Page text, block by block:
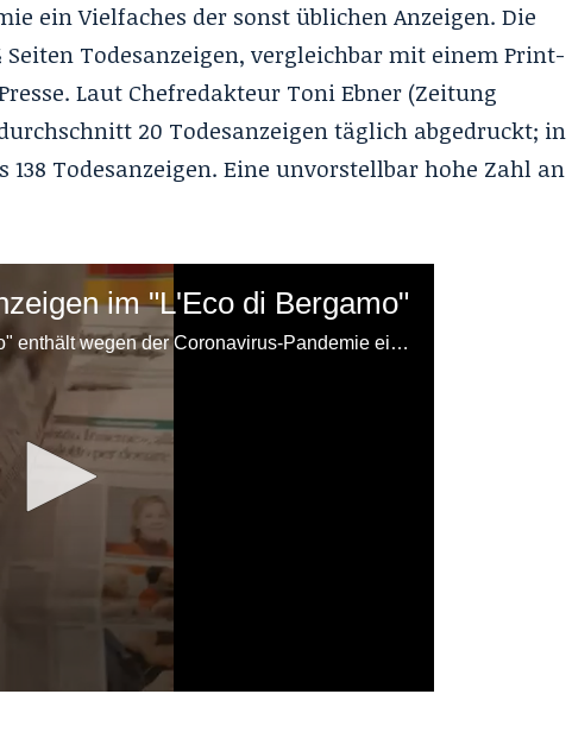
ein Vielfaches der sonst üblichen Anzeigen. Die
Seiten Todesanzeigen, vergleichbar mit einem Print-
Laut Chefredakteur Toni Ebner (Zeitung
20 Todesanzeigen täglich abgedruckt; in
138 Todesanzeigen. Eine unvorstellbar hohe Zahl an